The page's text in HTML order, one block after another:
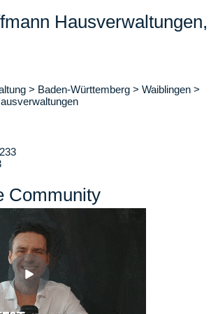
Hausverwaltungen,
> Baden-Württemberg > Waiblingen >
Community